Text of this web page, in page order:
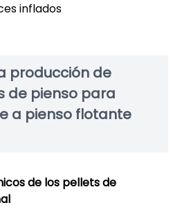
inflados
producción de
de pienso para
a pienso flotante
de los pellets de